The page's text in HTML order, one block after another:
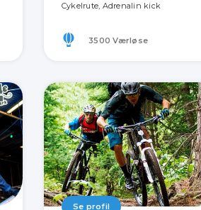
Cykelrute, Adrenalin kick
3500 Værløse
Se profil